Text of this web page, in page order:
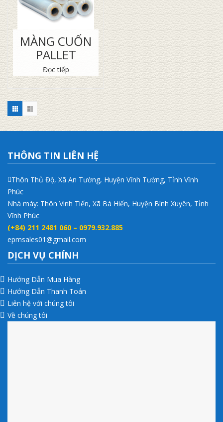
MÀNG CUỐN
PALLET
Đọc tiếp
THÔNG TIN LIÊN HỆ
Thôn Thủ Độ, Xã An Tường, Huyện Vĩnh Tường, Tỉnh Vĩnh
Phúc
Nhà máy: Thôn Vinh Tiến, Xã Bá Hiến, Huyện Bình Xuyên, Tỉnh
Vĩnh Phúc
(+84) 211 2481 060 – 0979.932.885
epmsales01@gmail.com
DỊCH VỤ CHÍNH
Hướng Dẫn Mua Hàng
Hướng Dẫn Thanh Toán
Liên hệ với chúng tôi
Về chúng tôi